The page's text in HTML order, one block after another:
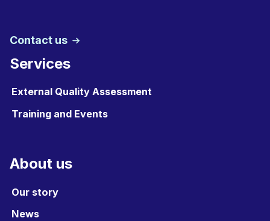
Contact us
Services
External Quality Assessment
Training and Events
About us
Our story
News